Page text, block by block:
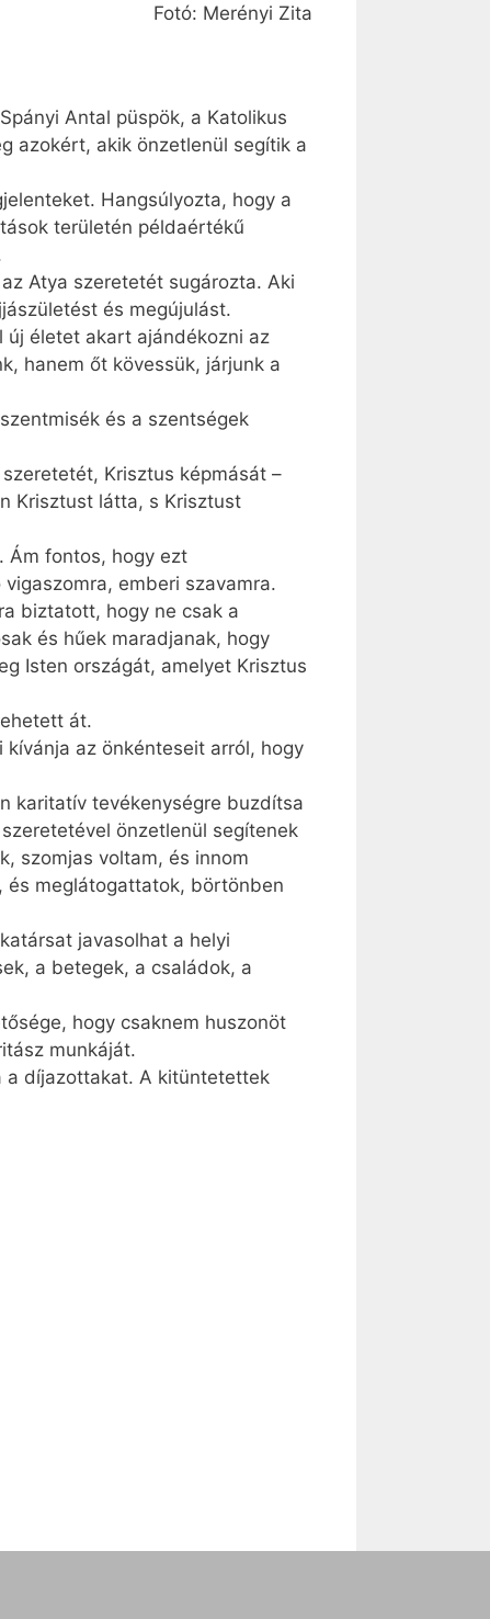
Fotó: Merényi Zita
Antal püspök, a Katolikus
azokért, akik önzetlenül segítik a
Hangsúlyozta, hogy a
területén példaértékű
Atya szeretetét sugározta. Aki
és megújulást.
új életet akart ajándékozni az
hanem őt kövessük, járjunk a
és a szentségek
Krisztus képmását –
Krisztust látta, s Krisztust
Ám fontos, hogy ezt
emberi szavamra.
biztatott, hogy ne csak a
és hűek maradjanak, hogy
Isten országát, amelyet Krisztus
át.
az önkénteseit arról, hogy
karitatív tevékenységre buzdítsa
önzetlenül segítenek
szomjas voltam, és innom
meglátogattatok, börtönben
javasolhat a helyi
a betegek, a családok, a
hogy csaknem huszonöt
munkáját.
a díjazottakat. A kitüntetettek